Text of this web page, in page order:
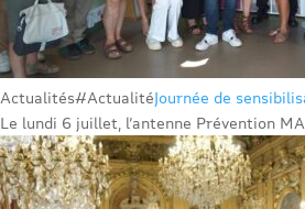
Actualités#ActualitéJournée de
Le lundi 6 juillet, l’antenne Prévention